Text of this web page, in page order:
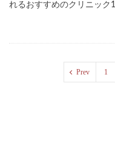
れるおすすめのクリニック
Prev 1